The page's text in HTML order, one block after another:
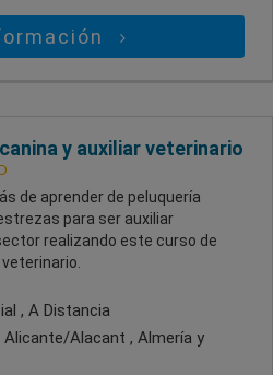
y auxiliar veterinario
de aprender de peluquería
para ser auxiliar
realizando este curso de
, A Distancia
Alicante/Alacant , Almería y